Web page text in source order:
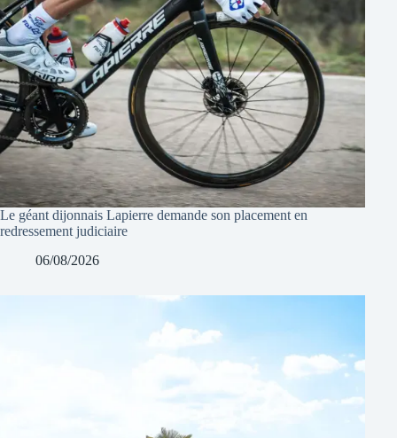
Le géant dijonnais Lapierre demande son placement en
redressement judiciaire
06/08/2026